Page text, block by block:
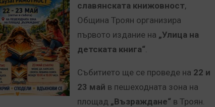
славянската книжовност,
Община Троян организира
първото издание на „Улица на
детската книга“.
Събитието ще се проведе на 22 и
23 май в пешеходната зона на
площад „Възраждане“ в Троян.